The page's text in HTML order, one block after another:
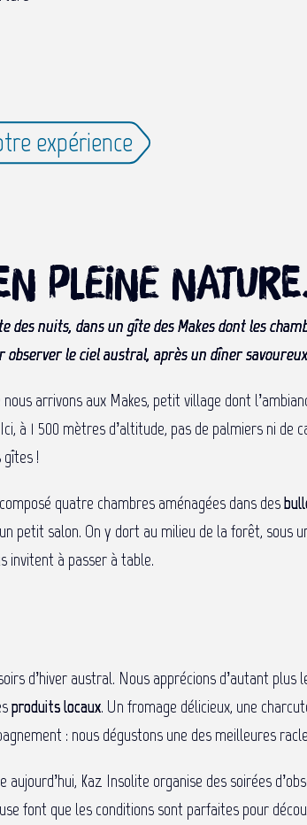
expérience
pleine
des nuits, dans un gîte des Makes dont les
observer le ciel austral, après un dîner
arrivons aux Makes, petit village dont
à 1 500 mètres d’altitude, pas de palmiers ni de
!
quatre chambres aménagées dans des
petit salon. On y dort au milieu de la forêt, sous
invitent à passer à table.
d’hiver austral. Nous apprécions d’autant plus
produits locaux. Un fromage délicieux, une
: nous dégustons une des meilleures
aujourd’hui, Kaz Insolite organise des soirées
font que les conditions sont parfaites pour